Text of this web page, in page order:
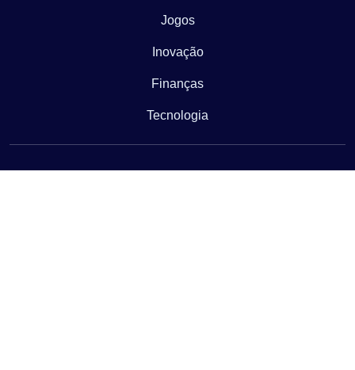
Jogos
Inovação
Finanças
Tecnologia